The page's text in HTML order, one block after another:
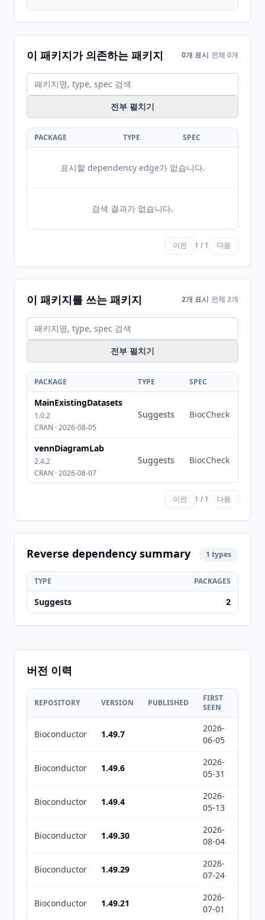
이 패키지가 의존하는 패키지 0개 표시 전체 0개
전부 펼치기
PACKAGE TYPE SPEC
표시할 dependency edge가 없습니다.
검색 결과가 없습니다.
이전 1 / 1 다음
이 패키지를 쓰는 패키지 2개 표시 전체 2개
전부 펼치기
PACKAGE TYPE SPEC
MainExistingDatasets
1.0.2
CRAN · 2026-08-05
Suggests BiocCheck
vennDiagramLab
2.4.2
CRAN · 2026-08-07
Suggests BiocCheck
이전 1 / 1 다음
Reverse dependency summary 1 types
TYPE PACKAGES
Suggests 2
버전 이력
REPOSITORY VERSION PUBLISHED
FIRST
SEEN
Bioconductor 1.49.7
2026-
06-05
Bioconductor 1.49.6
2026-
05-31
Bioconductor 1.49.4
2026-
05-13
Bioconductor 1.49.30
2026-
08-04
Bioconductor 1.49.29
2026-
07-24
Bioconductor 1.49.21
2026-
07-01